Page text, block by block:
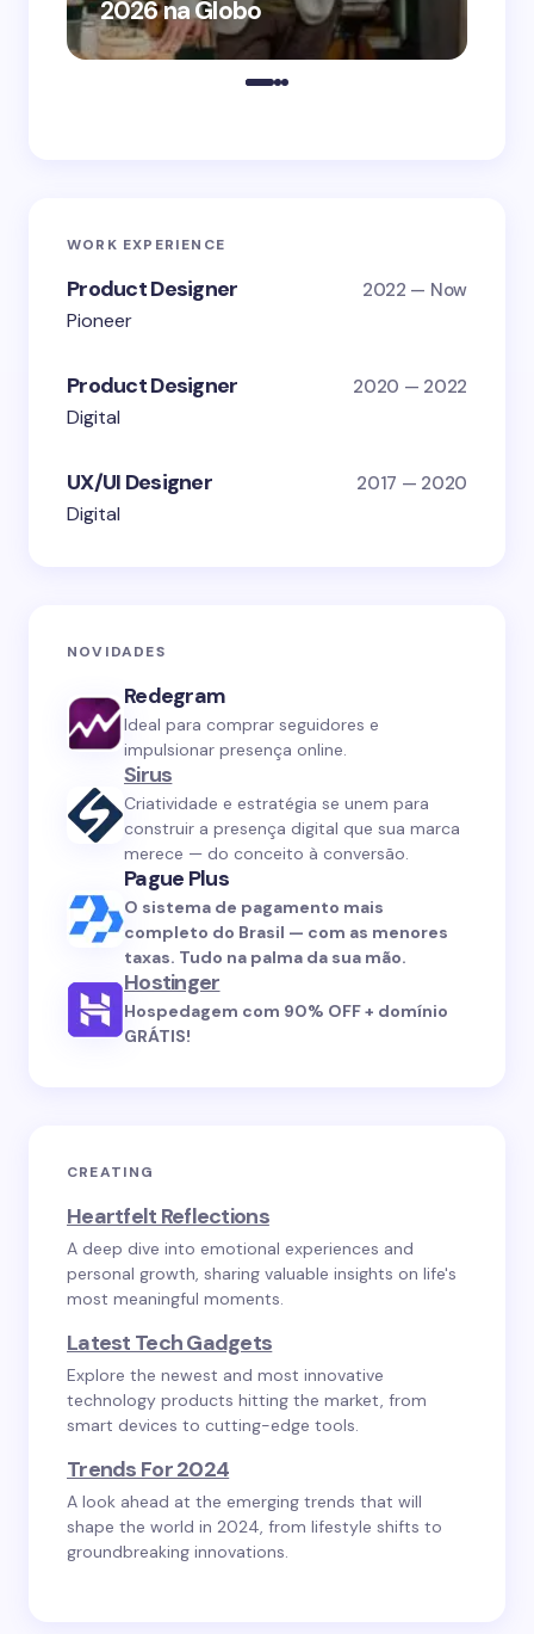
2026 na Globo
WORK EXPERIENCE
Product Designer 2022 — Now
Pioneer
Product Designer 2020 — 2022
Digital
UX/UI Designer 2017 — 2020
Digital
NOVIDADES
Redegram
Ideal para comprar seguidores e
impulsionar presença online.
Sirus
Criatividade e estratégia se unem para
construir a presença digital que sua marca
merece — do conceito à conversão.
Pague Plus
O sistema de pagamento mais
completo do Brasil — com as menores
taxas. Tudo na palma da sua mão.
Hostinger
Hospedagem com 90% OFF + domínio
GRÁTIS!
CREATING
Heartfelt Reflections
A deep dive into emotional experiences and
personal growth, sharing valuable insights on life's
most meaningful moments.
Latest Tech Gadgets
Explore the newest and most innovative
technology products hitting the market, from
smart devices to cutting-edge tools.
Trends For 2024
A look ahead at the emerging trends that will
shape the world in 2024, from lifestyle shifts to
groundbreaking innovations.